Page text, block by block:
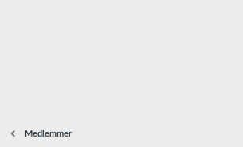
Medlemmer